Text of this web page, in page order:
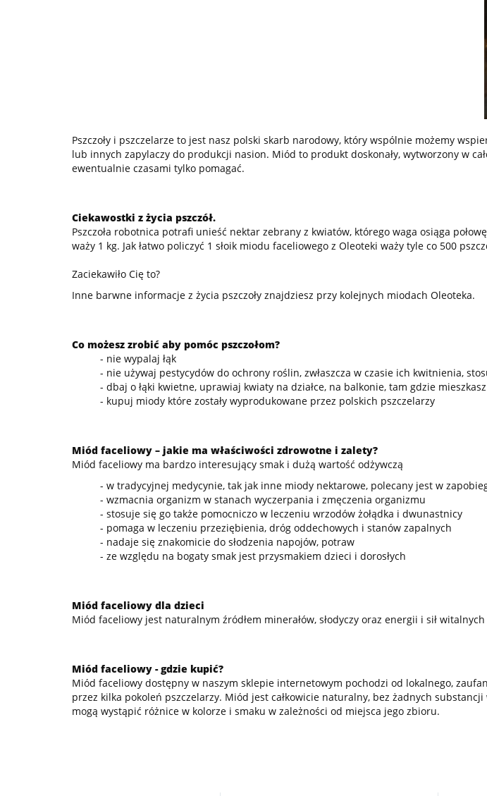
Pszczoły i pszczelarze to jest nasz polski skarb narodowy, który wspólnie możemy
lub innych zapylaczy do produkcji nasion. Miód to produkt doskonały, wytworzony w
ewentualnie czasami tylko pomagać.
Ciekawostki z życia pszczół.
Pszczoła robotnica potrafi unieść nektar zebrany z kwiatów, którego waga osiąga
waży 1 kg. Jak łatwo policzyć 1 słoik miodu faceliowego z Oleoteki waży tyle co 500
Zaciekawiło Cię to?
Inne barwne informacje z życia pszczoły znajdziesz przy kolejnych miodach Oleoteka.
Co możesz zrobić aby pomóc pszczołom?
- nie wypalaj łąk
- nie używaj pestycydów do ochrony roślin, zwłaszcza w czasie ich kwitnienia,
- dbaj o łąki kwietne, uprawiaj kwiaty na działce, na balkonie, tam gdzie mieszkasz
- kupuj miody które zostały wyprodukowane przez polskich pszczelarzy
Miód faceliowy – jakie ma właściwości zdrowotne i zalety?
Miód faceliowy ma bardzo interesujący smak i dużą wartość odżywczą
- w tradycyjnej medycynie, tak jak inne miody nektarowe, polecany jest w
- wzmacnia organizm w stanach wyczerpania i zmęczenia organizmu
- stosuje się go także pomocniczo w leczeniu wrzodów żołądka i dwunastnicy
- pomaga w leczeniu przeziębienia, dróg oddechowych i stanów zapalnych
- nadaje się znakomicie do słodzenia napojów, potraw
- ze względu na bogaty smak jest przysmakiem dzieci i dorosłych
Miód faceliowy dla dzieci
Miód faceliowy jest naturalnym źródłem minerałów, słodyczy oraz energii i sił
Miód faceliowy - gdzie kupić?
Miód faceliowy dostępny w naszym sklepie internetowym pochodzi od lokalnego,
przez kilka pokoleń pszczelarzy. Miód jest całkowicie naturalny, bez żadnych
mogą wystąpić różnice w kolorze i smaku w zależności od miejsca jego zbioru.